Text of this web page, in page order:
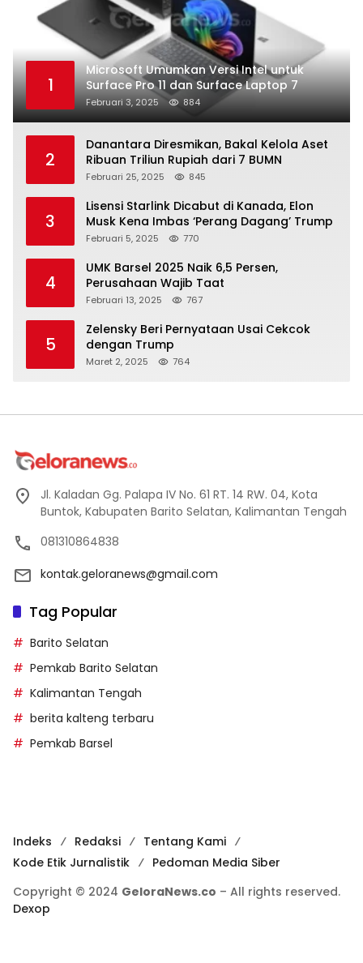
1
Microsoft Umumkan Versi Intel untuk
Surface Pro 11 dan Surface Laptop 7
Februari 3, 2025 884
2
Danantara Diresmikan, Bakal Kelola Aset
Ribuan Triliun Rupiah dari 7 BUMN
Februari 25, 2025 845
3
Lisensi Starlink Dicabut di Kanada, Elon
Musk Kena Imbas ‘Perang Dagang’ Trump
Februari 5, 2025 770
4
UMK Barsel 2025 Naik 6,5 Persen,
Perusahaan Wajib Taat
Februari 13, 2025 767
5
Zelensky Beri Pernyataan Usai Cekcok
dengan Trump
Maret 2, 2025 764
Jl. Kaladan Gg. Palapa IV No. 61 RT. 14 RW. 04, Kota
Buntok, Kabupaten Barito Selatan, Kalimantan Tengah
081310864838
kontak.geloranews@gmail.com
Tag Popular
Barito Selatan
Pemkab Barito Selatan
Kalimantan Tengah
berita kalteng terbaru
Pemkab Barsel
Indeks Redaksi
Tentang Kami
Kode Etik Jurnalistik
Pedoman Media Siber
Copyright © 2024 GeloraNews.co – All rights reserved.
Dexop